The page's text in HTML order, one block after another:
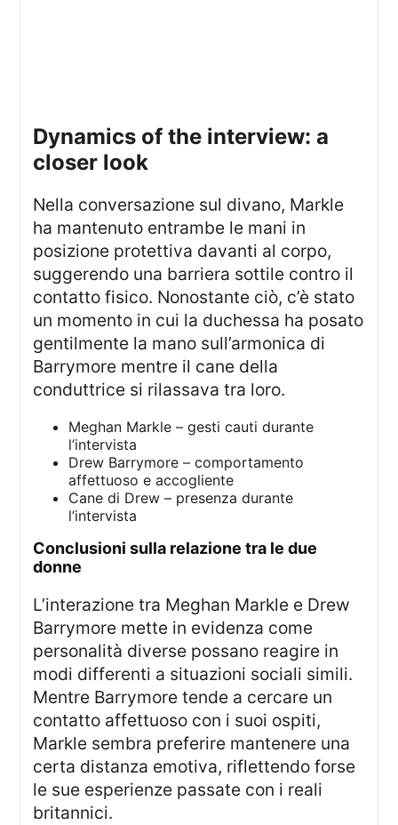
dynamics of the interview: a
closer look
Nella conversazione sul divano, Markle
ha mantenuto entrambe le mani in
posizione protettiva davanti al corpo,
suggerendo una barriera sottile contro il
contatto fisico. Nonostante ciò, c’è stato
un momento in cui la duchessa ha posato
gentilmente la mano sull’armonica di
Barrymore mentre il cane della
conduttrice si rilassava tra loro.
Meghan Markle – gesti cauti durante
l’intervista
Drew Barrymore – comportamento
affettuoso e accogliente
Cane di Drew – presenza durante
l’intervista
conclusioni sulla relazione tra le due
donne
L’interazione tra Meghan Markle e Drew
Barrymore mette in evidenza come
personalità diverse possano reagire in
modi differenti a situazioni sociali simili.
Mentre Barrymore tende a cercare un
contatto affettuoso con i suoi ospiti,
Markle sembra preferire mantenere una
certa distanza emotiva, riflettendo forse
le sue esperienze passate con i reali
britannici.